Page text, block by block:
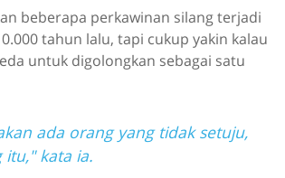
beberapa perkawinan silang terjadi
tahun lalu, tapi cukup yakin kalau
untuk digolongkan sebagai satu
ada orang yang tidak setuju,
kata ia.